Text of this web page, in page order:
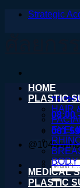
ข้าม
Strategic
08:00
061
@104wwihb
ค้นหา:
HOME
PLASTIC
HAIR
MEDICAL
PLASTIC